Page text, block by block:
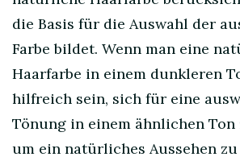
die Basis für die Auswahl der
Farbe bildet. Wenn man eine
Haarfarbe in einem dunkleren
hilfreich sein, sich für eine
Tönung in einem ähnlichen Ton
um ein natürliches Aussehen